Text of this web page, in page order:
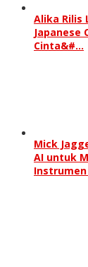
Alika Rilis
Japanese
Cinta&#…
Mick
AI untuk